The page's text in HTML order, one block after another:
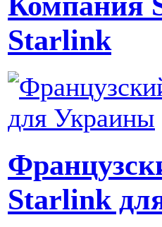
Starlink
Starlink